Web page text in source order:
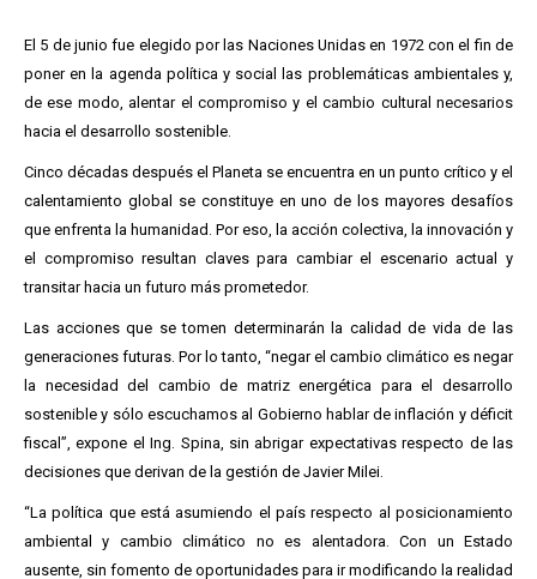
El 5 de junio fue elegido por las Naciones Unidas en 1972 con el fin de
poner en la agenda política y social las problemáticas ambientales y,
de ese modo, alentar el compromiso y el cambio cultural necesarios
hacia el desarrollo sostenible.
Cinco décadas después el Planeta se encuentra en un punto crítico y el
calentamiento global se constituye en uno de los mayores desafíos
que enfrenta la humanidad. Por eso, la acción colectiva, la innovación y
el compromiso resultan claves para cambiar el escenario actual y
transitar hacia un futuro más prometedor.
Las acciones que se tomen determinarán la calidad de vida de las
generaciones futuras. Por lo tanto, “negar el cambio climático es negar
la necesidad del cambio de matriz energética para el desarrollo
sostenible y sólo escuchamos al Gobierno hablar de inflación y déficit
fiscal”, expone el Ing. Spina, sin abrigar expectativas respecto de las
decisiones que derivan de la gestión de Javier Milei.
“La política que está asumiendo el país respecto al posicionamiento
ambiental y cambio climático no es alentadora. Con un Estado
ausente, sin fomento de oportunidades para ir modificando la realidad